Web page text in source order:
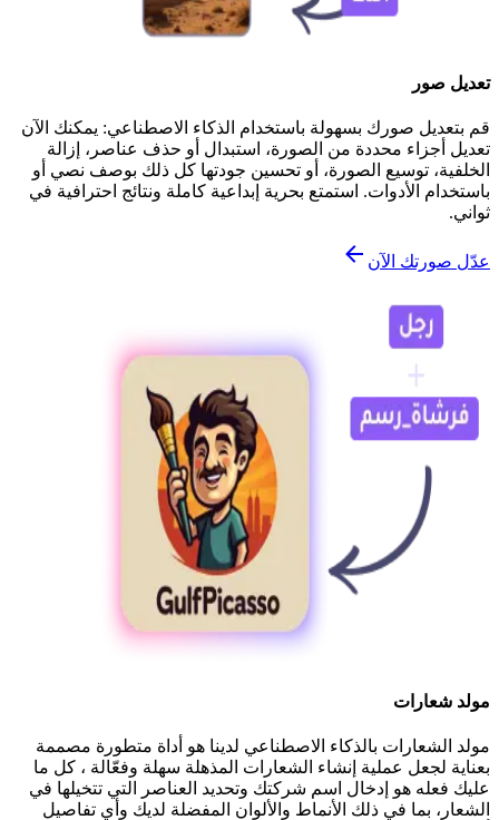
تعديل صور
قم بتعديل صورك بسهولة باستخدام الذكاء الاصطناعي: يمكنك الآن
تعديل أجزاء محددة من الصورة، استبدال أو حذف عناصر، إزالة
الخلفية، توسيع الصورة، أو تحسين جودتها كل ذلك بوصف نصي أو
باستخدام الأدوات. استمتع بحرية إبداعية كاملة ونتائج احترافية في
ثواني.
عدّل صورتك الآن
مولد شعارات
مولد الشعارات بالذكاء الاصطناعي لدينا هو أداة متطورة مصممة
بعناية لجعل عملية إنشاء الشعارات المذهلة سهلة وفعّالة ، كل ما
عليك فعله هو إدخال اسم شركتك وتحديد العناصر التي تتخيلها في
الشعار، بما في ذلك الأنماط والألوان المفضلة لديك وأي تفاصيل